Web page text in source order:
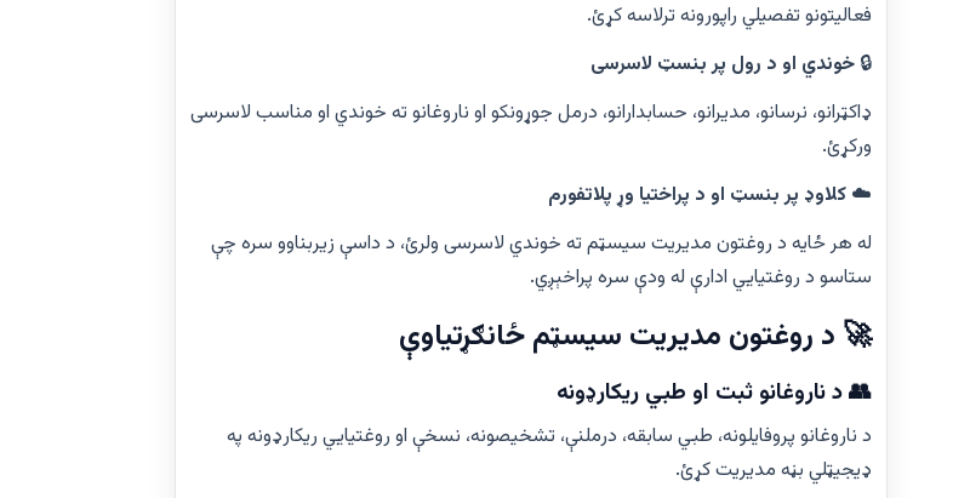
فعالیتونو تفصیلي راپورونه ترلاسه کړئ.
🔒 خوندي او د رول پر بنسټ لاسرسی
ډاکټرانو، نرسانو، مدیرانو، حسابدارانو، درمل جوړونکو او ناروغانو ته خوندي او مناسب لاسرسی
ورکړئ.
☁️ کلاوډ پر بنسټ او د پراختیا وړ پلاتفورم
له هر ځایه د روغتون مدیریت سیسټم ته خوندي لاسرسی ولرئ، د داسې زیربناوو سره چې
ستاسو د روغتیايي ادارې له ودې سره پراخېږي.
🚀 د روغتون مدیریت سیسټم ځانګړتیاوې
👥 د ناروغانو ثبت او طبي ریکارډونه
د ناروغانو پروفایلونه، طبي سابقه، درملنې، تشخیصونه، نسخې او روغتیايي ریکارډونه په
ډیجیټلي بڼه مدیریت کړئ.